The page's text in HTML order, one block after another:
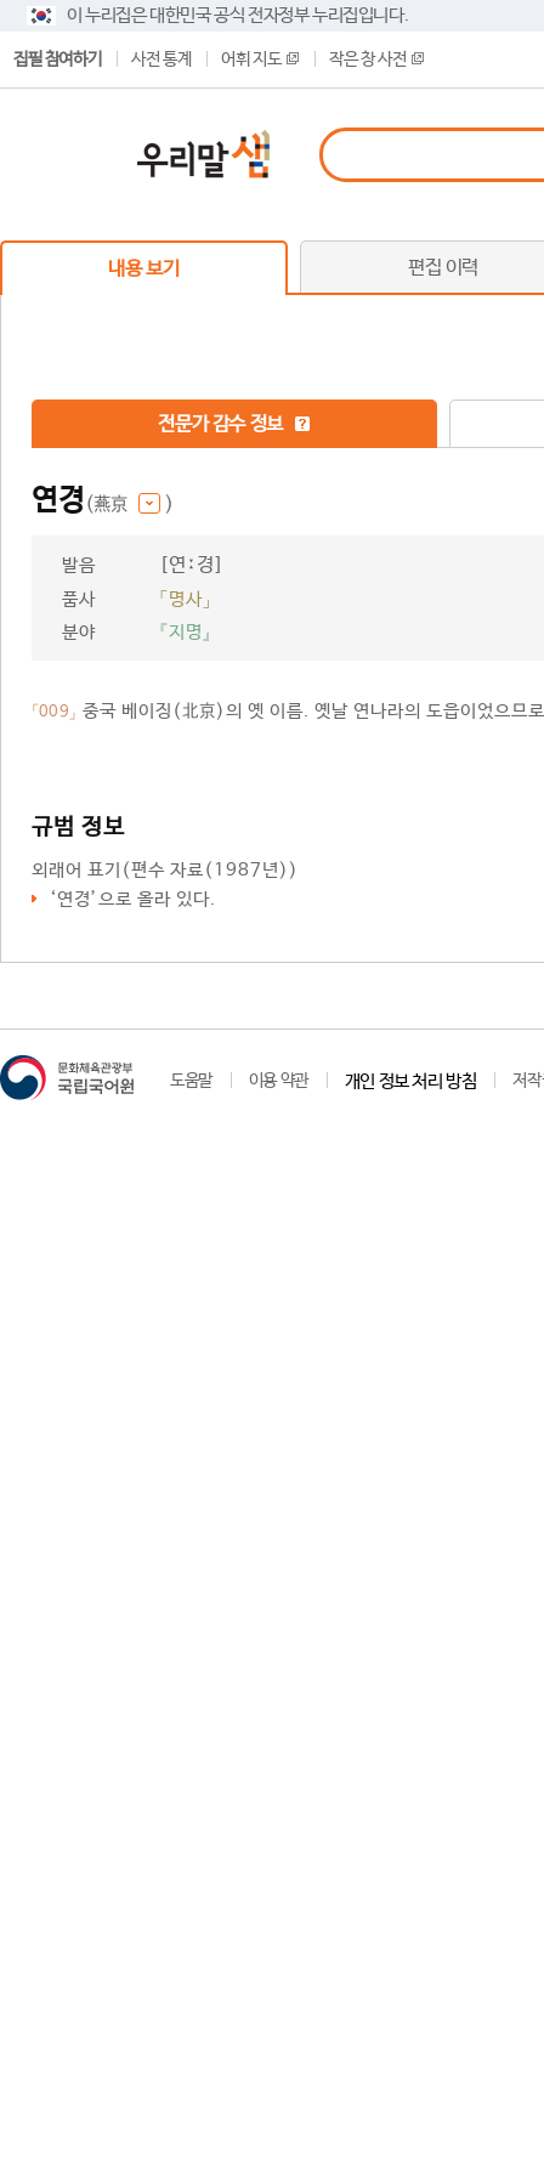
이 누리집은 대한민국 공식 전자정부 누리집입니다.
집필 참여하기 사전 통계 어휘 지도 작은 창 사전
내용 보기 편집 이력
전문가 감수 정보
연경 (燕京 )
발음 [연ː경]
품사
「명사」
분야
『지명』
「009」 중국 베이징(北京)의 옛 이름. 옛날 연나라의 도읍이었으므
규범 정보
외래어 표기 (편수 자료(1987년))
‘연경’으로 올라 있다.
도움말 이용 약관 개인 정보 처리 방침 저